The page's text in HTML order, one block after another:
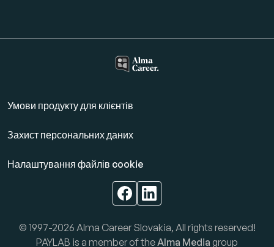
Умови продукту для клієнтів
Захист персональних даних
Налаштування файлів cookie
© 1997-2026 Alma Career Slovakia, All rights reserved!
PAYLAB is a member of the Alma Media group